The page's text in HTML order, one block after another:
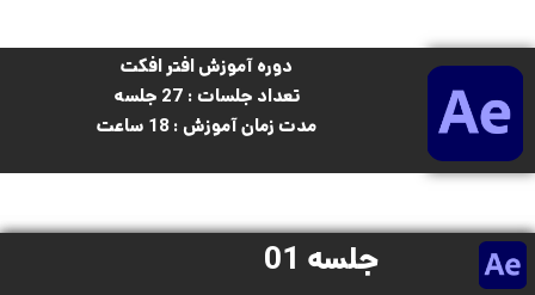
دوره آموزش افتر افکت
تعداد جلسات : 27 جلسه
مدت زمان آموزش : 18 ساعت
جلسه 01